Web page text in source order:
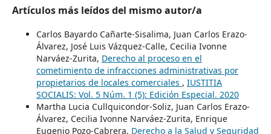
Artículos más leídos del mismo autor/a
Carlos Bayardo Cañarte-Sisalima, Juan Carlos Erazo-
Álvarez, José Luis Vázquez-Calle, Cecilia Ivonne
Narváez-Zurita, Derecho al proceso en el
cometimiento de infracciones administrativas por
propietarios de locales comerciales , IUSTITIA
SOCIALIS: Vol. 5 Núm. 1 (5): Edición Especial. 2020
Martha Lucia Cullquicondor-Soliz, Juan Carlos Erazo-
Álvarez, Cecilia Ivonne Narváez-Zurita, Enrique
Eugenio Pozo-Cabrera, Derecho a la Salud y Seguridad